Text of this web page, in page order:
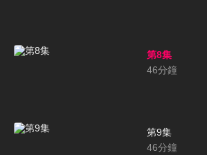
第8集
46分鐘
第9集
46分鐘